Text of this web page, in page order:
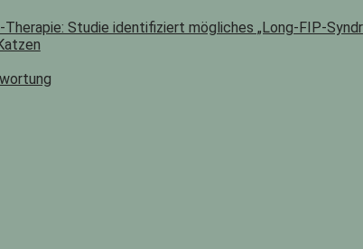
Studie identifiziert mögliches „Long-FIP-